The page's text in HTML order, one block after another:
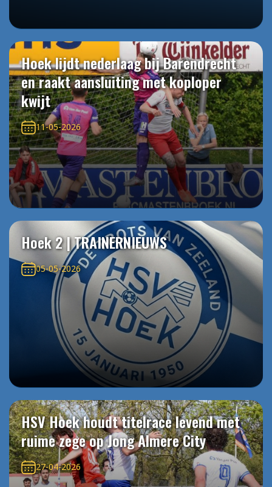
Hoek lijdt nederlaag bij Barendrecht
en raakt aansluiting met koploper
kwijt
11-05-2026
Hoek 2 | TRAINERNIEUWS
05-05-2026
HSV Hoek houdt titelrace levend met
ruime zege op Jong Almere City
27-04-2026